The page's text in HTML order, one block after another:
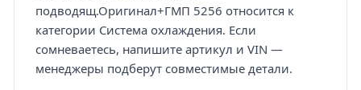
подводящ.Оригинал+ГМП 5256 относится к
категории Система охлаждения. Если
сомневаетесь, напишите артикул и VIN —
менеджеры подберут совместимые детали.